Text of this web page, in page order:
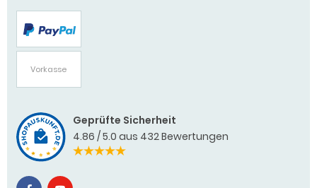
Vorkasse
Geprüfte Sicherheit
4.86 / 5.0 aus 432 Bewertungen